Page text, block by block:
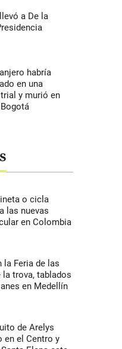
a De la
habría
en una
y murió en
o cicla
las nuevas
en Colombia
la Feria de las
la trova, tablados
en Medellín
de Arelys
en el Centro y